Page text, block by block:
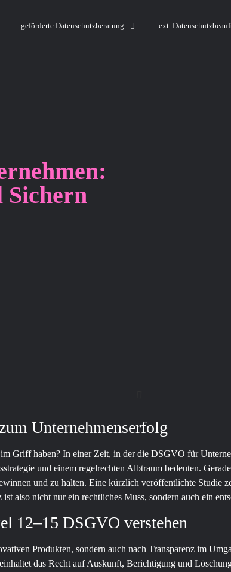
geförderte Datenschutzberatung ext.
Sichern
Unternehmenserfolg
Griff haben? In einer Zeit, in der die DSGVO für
und einem regelrechten Albtraum bedeuten.
und zu halten. Eine kürzlich veröffentlichte Studie
also nicht nur ein rechtliches Muss, sondern auch ein
12–15 DSGVO verstehen
Produkten, sondern auch nach Transparenz im
das Recht auf Auskunft, Berichtigung und